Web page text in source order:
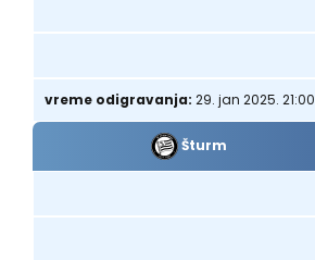
vreme odigravanja: 29. jan 2025. 21:00
Šturm